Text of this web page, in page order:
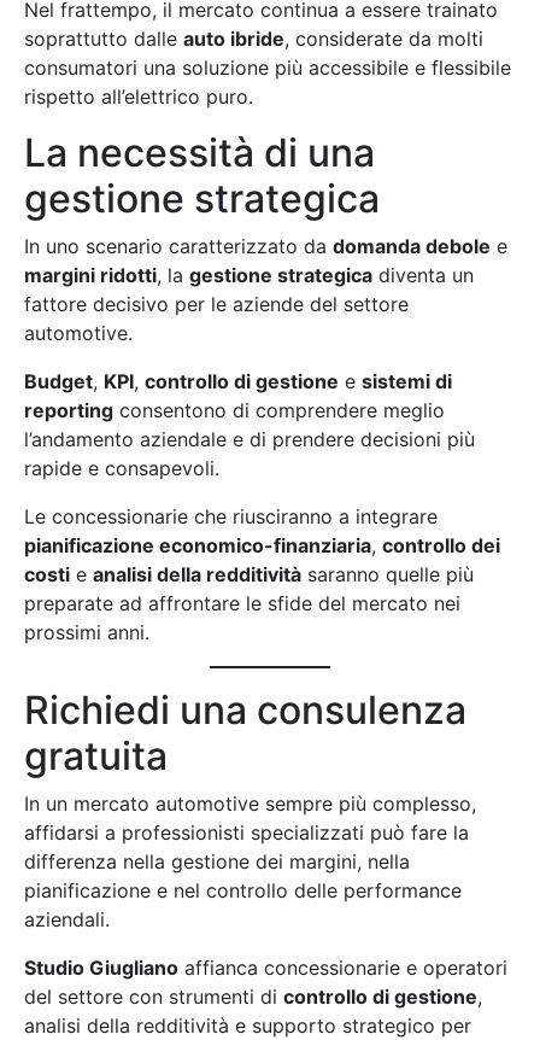
Nel frattempo, il mercato continua a essere trainato
soprattutto dalle auto ibride, considerate da molti
consumatori una soluzione più accessibile e flessibile
rispetto all’elettrico puro.
La necessità di una
gestione strategica
In uno scenario caratterizzato da domanda debole e
margini ridotti, la gestione strategica diventa un
fattore decisivo per le aziende del settore
automotive.
Budget, KPI, controllo di gestione e sistemi di
reporting consentono di comprendere meglio
l’andamento aziendale e di prendere decisioni più
rapide e consapevoli.
Le concessionarie che riusciranno a integrare
pianificazione economico-finanziaria, controllo dei
costi e analisi della redditività saranno quelle più
preparate ad affrontare le sfide del mercato nei
prossimi anni.
Richiedi una consulenza
gratuita
In un mercato automotive sempre più complesso,
affidarsi a professionisti specializzati può fare la
differenza nella gestione dei margini, nella
pianificazione e nel controllo delle performance
aziendali.
Studio Giugliano affianca concessionarie e operatori
del settore con strumenti di controllo di gestione,
analisi della redditività e supporto strategico per